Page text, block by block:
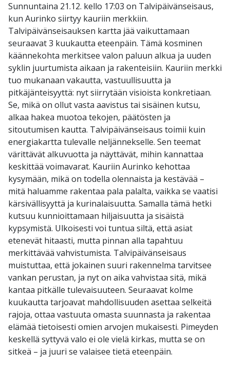
Sunnuntaina 21.12. kello 17:03 on Talvipäivänseisaus,
kun Aurinko siirtyy kauriin merkkiin.
Talvipäivänseisauksen kartta jää vaikuttamaan
seuraavat 3 kuukautta eteenpäin. Tämä kosminen
käännekohta merkitsee valon paluun alkua ja uuden
syklin juurtumista aikaan ja rakenteisiin. Kauriin merkki
tuo mukanaan vakautta, vastuullisuutta ja
pitkäjänteisyyttä: nyt siirrytään visioista konkretiaan.
Se, mikä on ollut vasta aavistus tai sisäinen kutsu,
alkaa hakea muotoa tekojen, päätösten ja
sitoutumisen kautta. Talvipäivänseisaus toimii kuin
energiakartta tulevalle neljännekselle. Sen teemat
värittävät alkuvuotta ja näyttävät, mihin kannattaa
keskittää voimavarat. Kauriin Aurinko kehottaa
kysymään, mikä on todella olennaista ja kestävää –
mitä haluamme rakentaa pala palalta, vaikka se vaatisi
kärsivällisyyttä ja kurinalaisuutta. Samalla tämä hetki
kutsuu kunnioittamaan hiljaisuutta ja sisäistä
kypsymistä. Ulkoisesti voi tuntua siltä, että asiat
etenevät hitaasti, mutta pinnan alla tapahtuu
merkittävää vahvistumista. Talvipäivänseisaus
muistuttaa, että jokainen suuri rakennelma tarvitsee
vankan perustan, ja nyt on aika vahvistaa sitä, mikä
kantaa pitkälle tulevaisuuteen. Seuraavat kolme
kuukautta tarjoavat mahdollisuuden asettaa selkeitä
rajoja, ottaa vastuuta omasta suunnasta ja rakentaa
elämää tietoisesti omien arvojen mukaisesti. Pimeyden
keskellä syttyvä valo ei ole vielä kirkas, mutta se on
sitkeä – ja juuri se valaisee tietä eteenpäin.